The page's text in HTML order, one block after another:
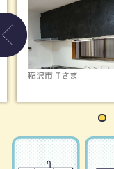
津島市 Aさま